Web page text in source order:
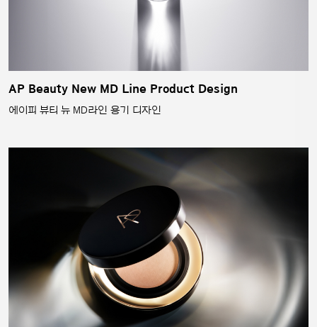
AP Beauty New MD Line Product Design
에이피 뷰티 뉴 MD라인 용기 디자인